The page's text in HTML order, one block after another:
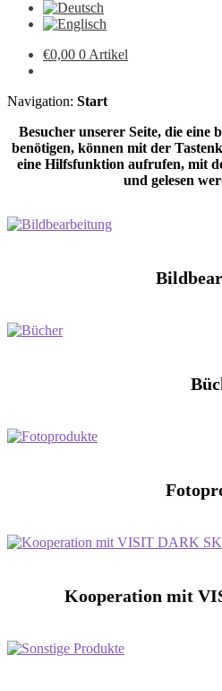
€0,00 0 Artikel
Navigation: Start
Besucher unserer Seite, die
benötigen, können mit der
eine Hilfsfunktion aufrufen, mit
und gelesen
Kooperation mit